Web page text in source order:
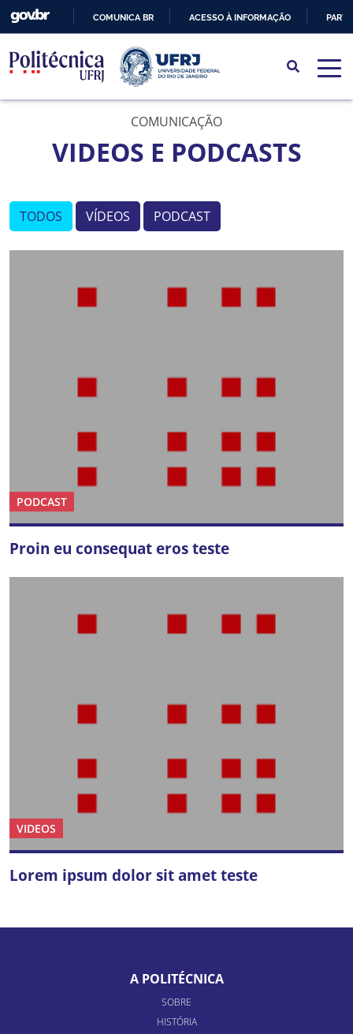
PARA
O
CONTEÚDO
COMUNICA BR ACESSO À INFORMAÇÃO
COMUNICAÇÃO
VIDEOS E PODCASTS
TODOS VÍDEOS PODCAST
PODCAST
Proin eu consequat eros teste
VIDEOS
Lorem ipsum dolor sit amet teste
A POLITÉCNICA
SOBRE
HISTÓRIA